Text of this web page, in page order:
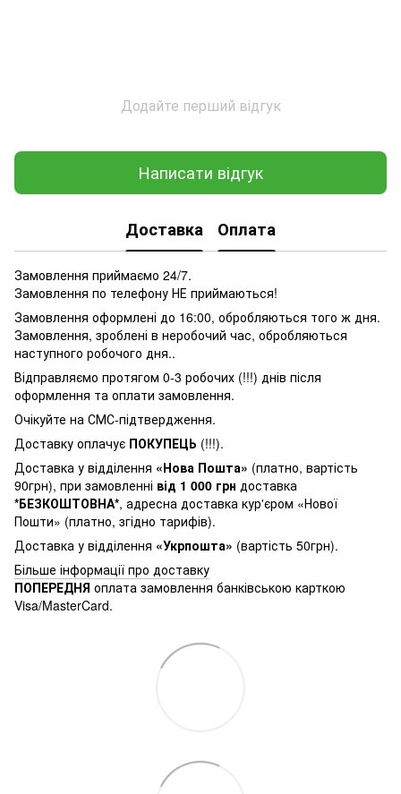
Додайте перший відгук
Написати відгук
Доставка Оплата
Замовлення приймаємо 24/7.
Замовлення по телефону НЕ приймаються!
Замовлення оформлені до 16:00, обробляються того ж дня.
Замовлення, зроблені в неробочий час, обробляються
наступного робочого дня..
Відправляємо протягом 0-3 робочих (!!!) днів після
оформлення та оплати замовлення.
Очікуйте на СМС-підтвердження.
Доставку оплачує ПОКУПЕЦЬ (!!!).
Доставка у відділення «Нова Пошта» (платно, вартість
90грн), при замовленні від 1 000 грн доставка
*БЕЗКОШТОВНА*, адресна доставка кур'єром «Нової
Пошти» (платно, згідно тарифів).
Доставка у відділення «Укрпошта» (вартість 50грн).
Більше інформації про доставку
ПОПЕРЕДНЯ оплата замовлення банківською карткою
Visa/MasterCard.